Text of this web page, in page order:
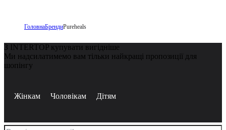
ГоловнаБрендиPureheals
З INTERTOP купувати вигідніше
Ми надсилатимемо вам тільки найкращі пропозиції для
шопінгу
Жінкам Чоловікам Дітям